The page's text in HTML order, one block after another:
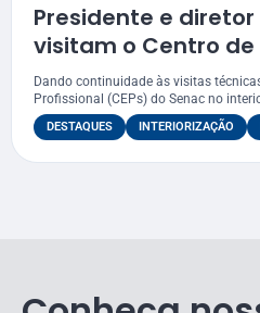
Presidente e diretor
visitam o Centro de
Profissional de
Dando continuidade às visitas
Profissional (CEPs) do Senac no
DESTAQUES INTERIORIZAÇÃO